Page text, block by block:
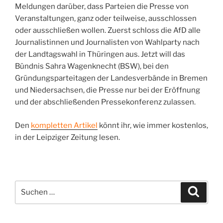
Meldungen darüber, dass Parteien die Presse von
Veranstaltungen, ganz oder teilweise, ausschlossen
oder ausschließen wollen. Zuerst schloss die AfD alle
Journalistinnen und Journalisten von Wahlparty nach
der Landtagswahl in Thüringen aus. Jetzt will das
Bündnis Sahra Wagenknecht (BSW), bei den
Gründungsparteitagen der Landesverbände in Bremen
und Niedersachsen, die Presse nur bei der Eröffnung
und der abschließenden Pressekonferenz zulassen.
Den kompletten Artikel könnt ihr, wie immer kostenlos,
in der Leipziger Zeitung lesen.
nach: